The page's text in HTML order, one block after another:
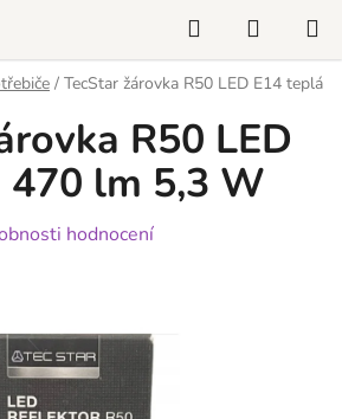
Hledat
KOŠÍK
/ TecStar žárovka R50 LED E14 teplá
R50 LED
470 lm 5,3 W
hodnocení